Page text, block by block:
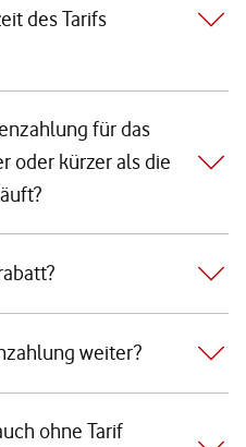
des Tarifs
für das
oder kürzer als die
weiter?
ohne Tarif